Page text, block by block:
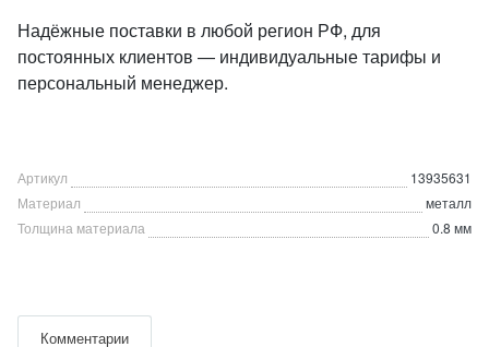
Надёжные поставки в любой регион РФ, для
постоянных клиентов — индивидуальные тарифы и
персональный менеджер.
Артикул
13935631
Материал
металл
Толщина материала
0.8 мм
Комментарии